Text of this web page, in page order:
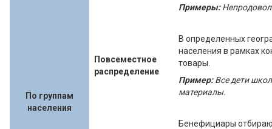
Примеры:
По группам
населения
Повсеместное
распределение
В определенных
населения в рамках
товары.
Пример:Все дети
материалы.
Бенефициары